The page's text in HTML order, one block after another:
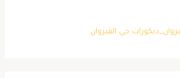
حي القيروان